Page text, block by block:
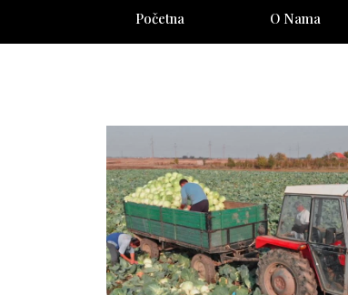
Početna O Nama